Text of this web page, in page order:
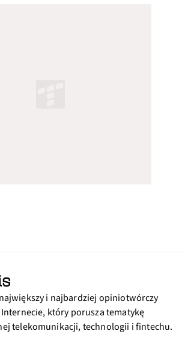
największy i najbardziej opiniotwórczy
który porusza tematykę
telekomunikacji, technologii i fintechu.